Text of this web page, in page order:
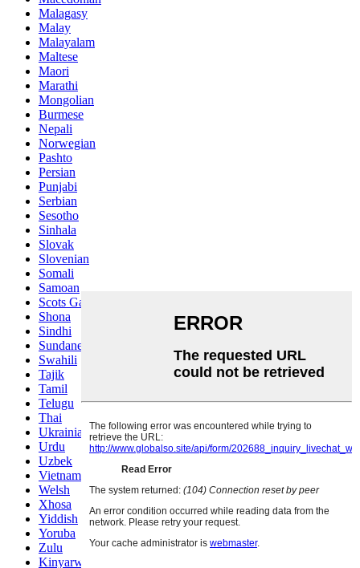
Malagasy
Malay
Malayalam
Maltese
Maori
Marathi
Mongolian
Burmese
Nepali
Norwegian
Pashto
Persian
Punjabi
Serbian
Sesotho
Sinhala
Slovak
Slovenian
Somali
Samoan
Scots Gaelic
Shona
Sindhi
Sundanese
Swahili
Tajik
Tamil
Telugu
Thai
Ukrainian
Urdu
Uzbek
Vietnamese
Welsh
Xhosa
Yiddish
Yoruba
Zulu
Kinyarwanda